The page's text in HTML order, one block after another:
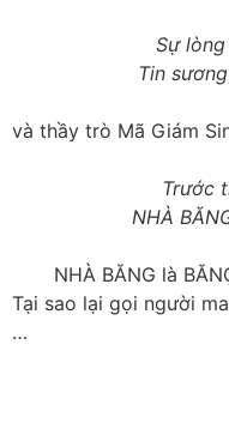
Sự
Tin sương đồn
và thầy trò Mã Giám
Trước
NHÀ BĂNG đưa
NHÀ BĂNG là
Tại sao lại gọi người
…